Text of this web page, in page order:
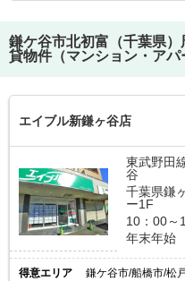
鎌ケ谷市北初富（千葉県）
貸物件（マンション・アパ
エイブル新鎌ヶ谷店
東武野田
谷
千葉県鎌
ー1F
10：00～
年末年始
得意エリア 鎌ケ谷市/船橋市/松